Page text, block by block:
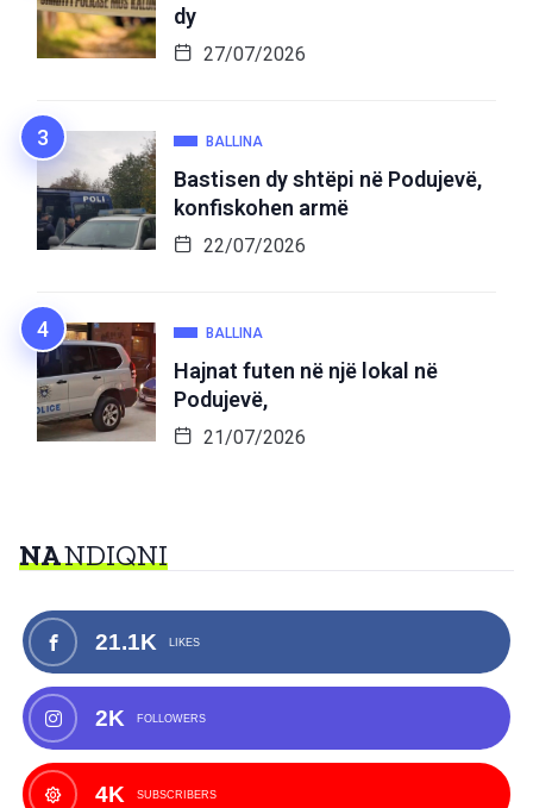
dy
27/07/2026
BALLINA
Bastisen dy shtëpi në Podujevë,
konfiskohen armë
22/07/2026
BALLINA
Hajnat futen në një lokal në
Podujevë,
21/07/2026
NANDIQNI
21.1K LIKES
2K FOLLOWERS
4K SUBSCRIBERS